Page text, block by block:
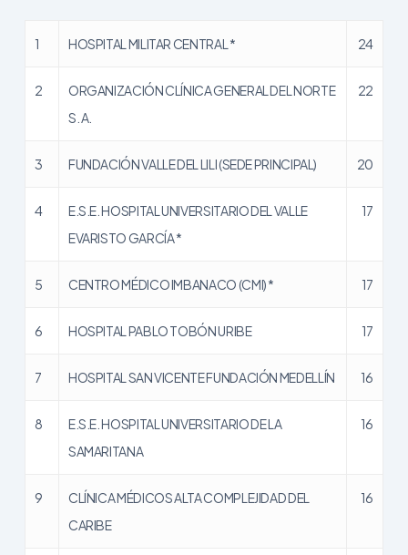
1 HOSPITAL MILITAR CENTRAL * 24
2
ORGANIZACIÓN CLÍNICA GENERAL DEL NORTE
S. A.
22
3 FUNDACIÓN VALLE DEL LILI (SEDE PRINCIPAL) 20
4
E.S.E. HOSPITAL UNIVERSITARIO DEL VALLE
EVARISTO GARCÍA *
17
5 CENTRO MÉDICO IMBANACO (CMI) * 17
6 HOSPITAL PABLO TOBÓN URIBE 17
7 HOSPITAL SAN VICENTE FUNDACIÓN MEDELLÍN 16
8
E.S.E. HOSPITAL UNIVERSITARIO DE LA
SAMARITANA
16
9
CLÍNICA MÉDICOS ALTA COMPLEJIDAD DEL
CARIBE
16